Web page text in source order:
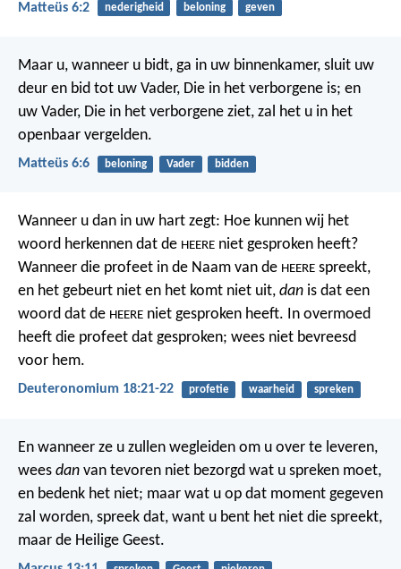
Matteüs 6:2 nederigheid beloning geven
Maar u, wanneer u bidt, ga in uw binnenkamer, sluit uw
deur en bid tot uw Vader, Die in het verborgene is; en
uw Vader, Die in het verborgene ziet, zal het u in het
openbaar vergelden.
Matteüs 6:6 beloning Vader bidden
Wanneer u dan in uw hart zegt: Hoe kunnen wij het
woord herkennen dat de HEERE niet gesproken heeft?
Wanneer die profeet in de Naam van de HEERE spreekt,
en het gebeurt niet en het komt niet uit, dan is dat een
woord dat de HEERE niet gesproken heeft. In overmoed
heeft die profeet dat gesproken; wees niet bevreesd
voor hem.
Deuteronomium 18:21-22 profetie waarheid spreken
En wanneer ze u zullen wegleiden om u over te leveren,
wees dan van tevoren niet bezorgd wat u spreken moet,
en bedenk het niet; maar wat u op dat moment gegeven
zal worden, spreek dat, want u bent het niet die spreekt,
maar de Heilige Geest.